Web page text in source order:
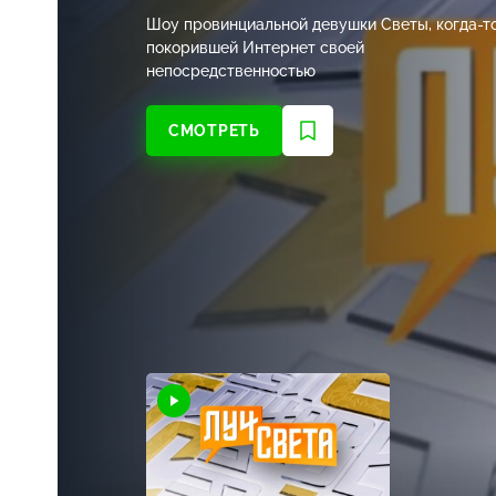
Шоу провинциальной девушки Светы,когда-
покорившей Интернет своей
непосредственностью
СМОТРЕТЬ